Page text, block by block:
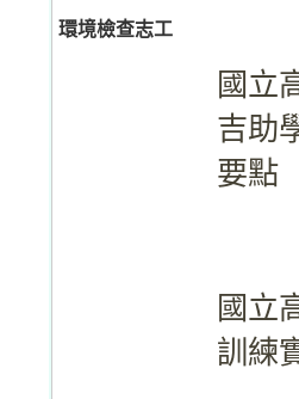
環境檢查志工
國立
吉助
要點
國立
訓練